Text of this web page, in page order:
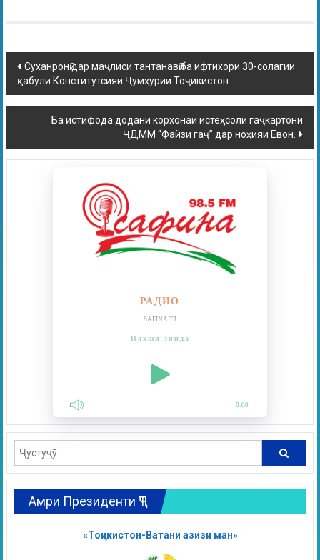
Суханронӣ дар маҷлиси тантанавӣ ба ифтихори 30-солагии
қабули Конститутсияи Ҷумҳурии Тоҷикистон.
Ба истифода додани корхонаи истеҳсоли гаҷкартони
ҶДММ “Файзи гаҷ” дар ноҳияи Ёвон.
РАДИО
SAFINA.TJ
Пахши зинда
0:00
Амри Президенти ҶТ
«Тоҷикистон-Ватани азизи ман»